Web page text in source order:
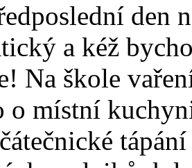
den
a kéž
Na škole
o místní